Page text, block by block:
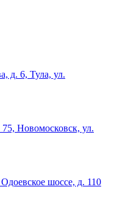
д. 6, Тула, ул.
Новомосковск, ул.
шоссе, д. 110